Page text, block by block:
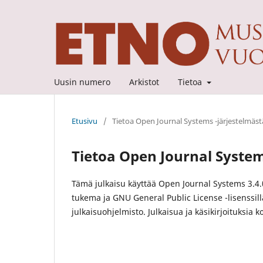
Uusin numero Arkistot Tietoa
Etusivu / Tietoa Open Journal Systems -
Tietoa Open Journal
Tämä julkaisu käyttää Open Journal Systems
tukema ja GNU General Public License -
julkaisuohjelmisto. Julkaisua ja käsikirjoituksia